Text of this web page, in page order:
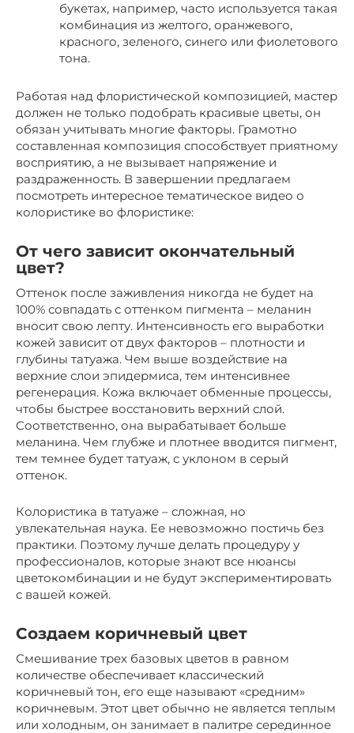
букетах, например, часто используется такая
комбинация из желтого, оранжевого,
красного, зеленого, синего или фиолетового
тона.
Работая над флористической композицией, мастер
должен не только подобрать красивые цветы, он
обязан учитывать многие факторы. Грамотно
составленная композиция способствует приятному
восприятию, а не вызывает напряжение и
раздраженность. В завершении предлагаем
посмотреть интересное тематическое видео о
колористике во флористике:
От чего зависит окончательный
цвет?
Оттенок после заживления никогда не будет на
100% совпадать с оттенком пигмента – меланин
вносит свою лепту. Интенсивность его выработки
кожей зависит от двух факторов – плотности и
глубины татуажа. Чем выше воздействие на
верхние слои эпидермиса, тем интенсивнее
регенерация. Кожа включает обменные процессы,
чтобы быстрее восстановить верхний слой.
Соответственно, она вырабатывает больше
меланина. Чем глубже и плотнее вводится пигмент,
тем темнее будет татуаж, с уклоном в серый
оттенок.
Колористика в татуаже – сложная, но
увлекательная наука. Ее невозможно постичь без
практики. Поэтому лучше делать процедуру у
профессионалов, которые знают все нюансы
цветокомбинации и не будут экспериментировать
с вашей кожей.
Создаем коричневый цвет
Смешивание трех базовых цветов в равном
количестве обеспечивает классический
коричневый тон, его еще называют «средним»
коричневым. Этот цвет обычно не является теплым
или холодным, он занимает в палитре серединное